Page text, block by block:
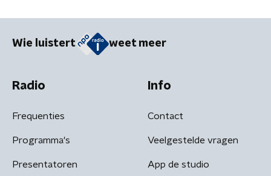
Wie luistert weet meer
Radio
Frequenties
Programma's
Presentatoren
Info
Contact
Veelgestelde vragen
App de studio